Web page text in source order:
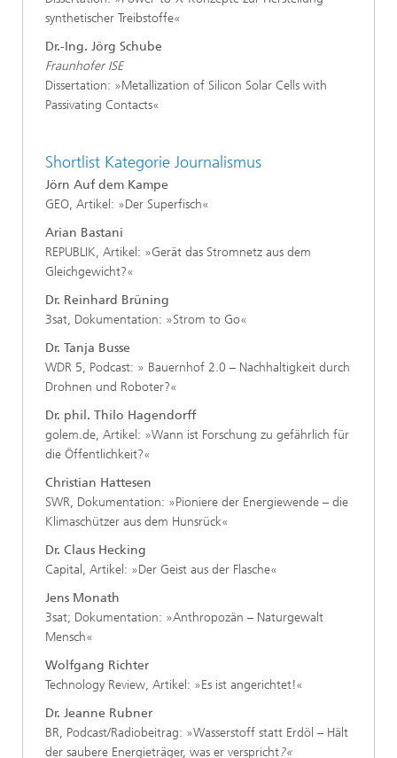
synthetischer Treibstoffe«
Dr.-Ing. Jörg Schube
Fraunhofer ISE
Dissertation: »Metallization of Silicon Solar Cells with
Passivating Contacts«
Shortlist Kategorie Journalismus
Jörn Auf dem Kampe
GEO, Artikel: »Der Superfisch«
Arian Bastani
REPUBLIK, Artikel: »Gerät das Stromnetz aus dem
Gleichgewicht?«
Dr. Reinhard Brüning
3sat, Dokumentation: »Strom to Go«
Dr. Tanja Busse
WDR 5, Podcast: » Bauernhof 2.0 – Nachhaltigkeit durch
Drohnen und Roboter?«
Dr. phil. Thilo Hagendorff
golem.de, Artikel: »Wann ist Forschung zu gefährlich für
die Öffentlichkeit?«
Christian Hattesen
SWR, Dokumentation: »Pioniere der Energiewende – die
Klimaschützer aus dem Hunsrück«
Dr. Claus Hecking
Capital, Artikel: »Der Geist aus der Flasche«
Jens Monath
3sat; Dokumentation: »Anthropozän – Naturgewalt
Mensch«
Wolfgang Richter
Technology Review, Artikel: »Es ist angerichtet!«
Dr. Jeanne Rubner
BR, Podcast/Radiobeitrag: »Wasserstoff statt Erdöl – Hält
der saubere Energieträger, was er verspricht?«